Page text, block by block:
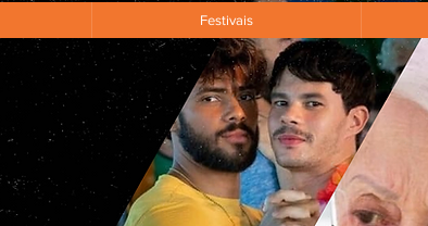
Festivais